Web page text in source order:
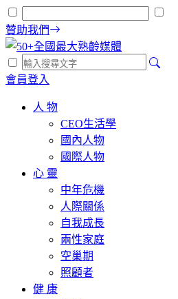
贊助我們
會員登入
人 物
CEO生活學
國內人物
國際人物
心 靈
中年危機
人際關係
自我成長
兩性家庭
空巢期
照顧者
健 康